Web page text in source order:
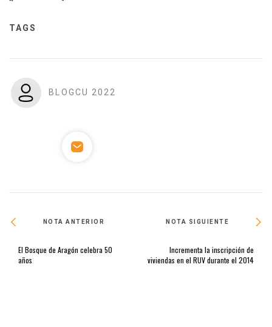
TAGS
BLOGCU 2022
NOTA ANTERIOR
El Bosque de Aragón celebra 50
años
NOTA SIGUIENTE
Incrementa la inscripción de
viviendas en el RUV durante el 2014